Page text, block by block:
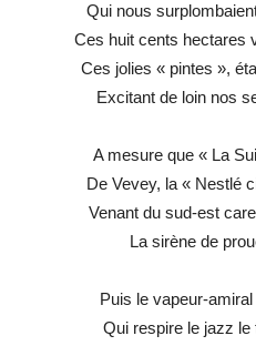
Qui nous
Ces huit cents hectares
Ces jolies « pintes »,
Excitant de loin nos
A mesure que « La
De Vevey, la « Nestlé
Venant du sud-est
La sirène de
Puis le vapeur-
Qui respire le jazz le